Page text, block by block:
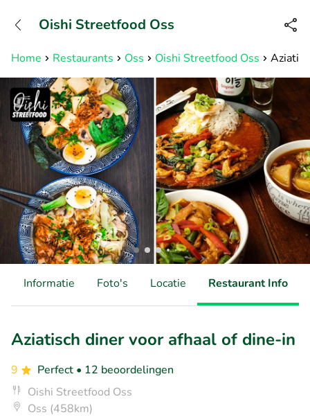
Bereikbaar tot 23:00 uur
Home Restaurants Oss Oishi Streetfood Oss
Oishi Streetfood Oss
Informatie Foto's Locatie Restaurant Info
Aziatisch diner voor afhaal of dine-in
9 Perfect • 12 beoordelingen
Oishi Streetfood Oss
Oss (458km)